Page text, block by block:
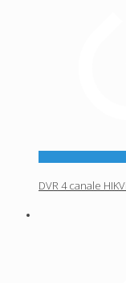
DVR 4 canale